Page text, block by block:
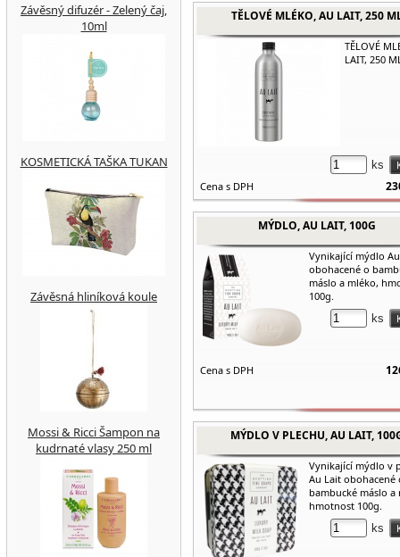
TĚLOVÉ MLÉKO, AU LAIT, 250
TĚLOVÉ
LAIT, 250
ks
Cena s DPH
MÝDLO, AU LAIT, 100G
Vynikající mýdlo
obohacené o
máslo a mléko,
100g.
ks
Cena s DPH
MÝDLO V PLECHU, AU LAIT,
Vynikající mýdlo v
Au Lait obohacené
bambucké máslo a
hmotnost 100g.
ks
Závěsný difuzér - Zelený čaj,
10ml
KOSMETICKÁ TAŠKA TUKAN
Závěsná hliníková koule
Mossi & Ricci Šampon na
kudrnaté vlasy 250 ml